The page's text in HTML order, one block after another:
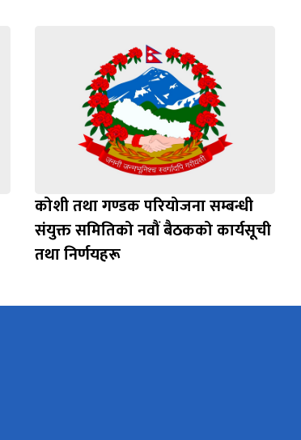
कोशी तथा गण्डक परियोजना सम्बन्धी
संयुक्त समितिको नवौं बैठकको कार्यसूची
तथा निर्णयहरू